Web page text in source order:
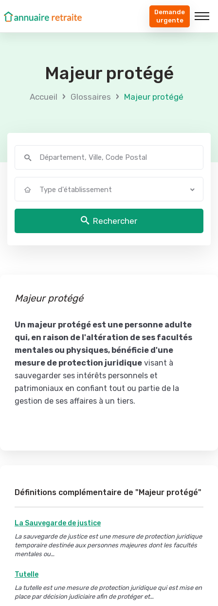
Demande
urgente
Majeur protégé
Accueil › Glossaires › Majeur protégé
Type d'établissement
Rechercher
Majeur protégé
Un majeur protégé est une personne adulte
qui, en raison de l'altération de ses facultés
mentales ou physiques, bénéficie d'une
mesure de protection juridique visant à
sauvegarder ses intérêts personnels et
patrimoniaux en confiant tout ou partie de la
gestion de ses affaires à un tiers.
Définitions complémentaire de "Majeur protégé"
La Sauvegarde de justice
La sauvegarde de justice est une mesure de protection juridique
temporaire destinée aux personnes majeures dont les facultés
mentales ou…
Tutelle
La tutelle est une mesure de protection juridique qui est mise en
place par décision judiciaire afin de protéger et…